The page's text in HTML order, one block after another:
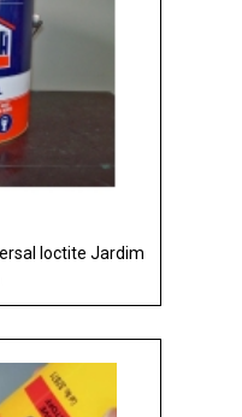
loctite Jardim